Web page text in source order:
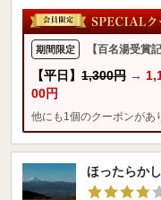
期間限定 【百名湯受
【平日】 1,300円 →
00円
他にも1個のクーポンがあ
ほったらか